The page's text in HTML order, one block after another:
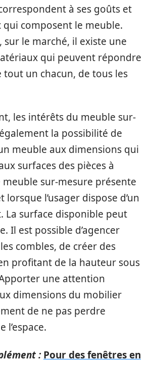
à ses goûts et
qui composent le meuble.
sur le marché, il existe une
qui peuvent répondre
tout un chacun, de tous les
les intérêts du meuble sur-
la possibilité de
meuble aux dimensions qui
surfaces des pièces à
meuble sur-mesure présente
l’usager dispose d’un
La surface disponible peut
Il est possible d’agencer
les combles, de créer des
profitant de la hauteur sous
une attention
dimensions du mobilier
de ne pas perdre
l’espace.
: Pour des fenêtres en